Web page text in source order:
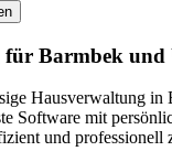
Barmbek und
Hausverwaltung in
Software mit
und professionell